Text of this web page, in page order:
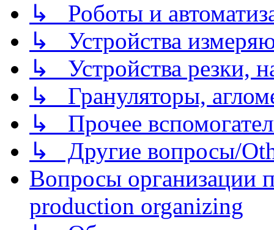
↳ Роботы и
↳ Устройства
↳ Устройства резки,
↳ Грануляторы,
↳ Прочее
↳ Другие вопросы/
Вопросы организации
production organizing